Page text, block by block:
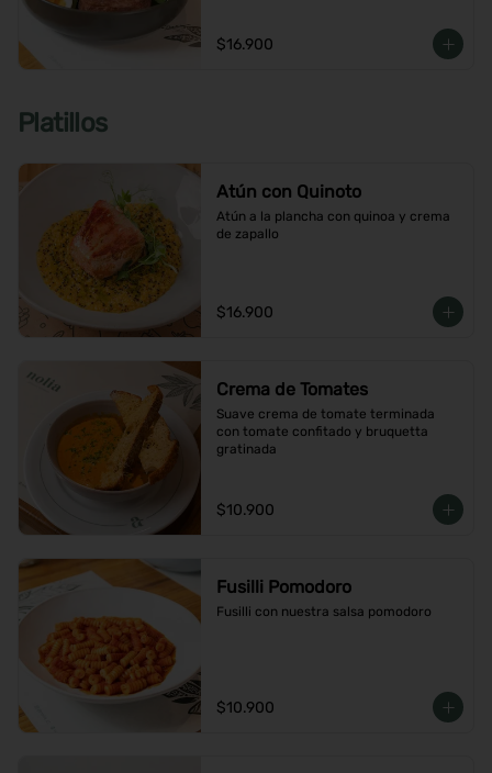
$16.900
Platillos
Atún con Quinoto
Atún a la plancha con quinoa y crema
de zapallo
$16.900
Crema de Tomates
Suave crema de tomate terminada
con tomate confitado y bruquetta
gratinada
$10.900
Fusilli Pomodoro
Fusilli con nuestra salsa pomodoro
$10.900